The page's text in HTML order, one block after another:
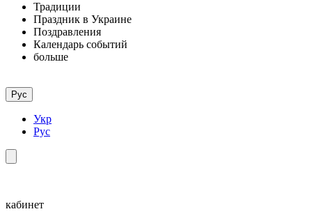
Традиции
Праздник в Украине
Поздравления
Календарь событий
больше
Рус
Укр
Рус
кабинет